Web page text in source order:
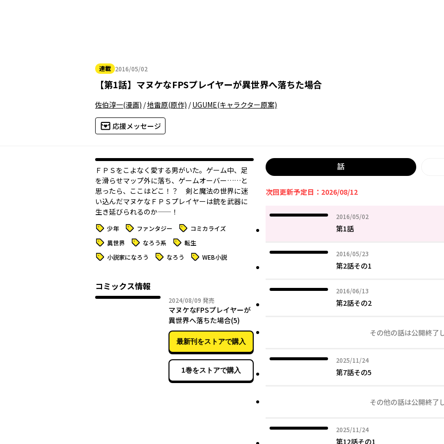
連載 2016/05/02
2016年05月02日
【第1話】 マヌケなFPSプレイヤーが異世界へ落ちた場合
佐伯淳一(漫画) /地雷原(原作) /UGUME(キャラクター原案)
応援メッセージ
ＦＰＳをこよなく愛する男がいた。ゲーム中、足
を滑らせマップ外に落ち、ゲームオーバー……と
思ったら、ここはどこ！？ 剣と魔法の世界に迷
い込んだマヌケなＦＰＳプレイヤーは銃を武器に
生き延びられるのか——！
タグ 少年 タグ ファンタジー タグ コミカライズ
タグ 異世界 タグ なろう系 タグ 転生
タグ 小説家になろう タグ なろう タグ WEB小説
コミックス情報
2024/08/09 2024年08月09日
発売
マヌケなFPSプレイヤーが
異世界へ落ちた場合(5)
最新刊をストアで購入
1巻をストアで購入
話
次回更新予定日：2026/08/12
2016/05/02
2016年05月02日
第1話
2016/05/23
2016年05月23日
第2話その1
2016/06/13
2016年06月13日
第2話その2
その他の話は公開終了
2025/11/24
2025年11月24日
第7話その5
その他の話は公開終了
2025/11/24
2025年11月24日
第12話その1